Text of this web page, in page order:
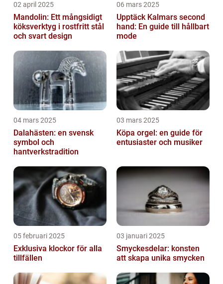
02 april 2025
Mandolin: Ett mångsidigt
köksverktyg i rostfritt stål
och svart design
06 mars 2025
Upptäck Kalmars second
hand: En guide till hållbart
mode
04 mars 2025
Dalahästen: en svensk
symbol och
hantverkstradition
03 mars 2025
Köpa orgel: en guide för
entusiaster och musiker
05 februari 2025
Exklusiva klockor för alla
tillfällen
03 januari 2025
Smyckesdelar: konsten
att skapa unika smycken